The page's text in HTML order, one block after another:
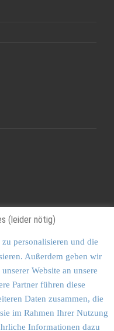
(leider nötig)
personalisieren und die
Außerdem geben wir
Website an unsere
Partner führen diese
Daten zusammen, die
im Rahmen Ihrer Nutzung
Informationen dazu